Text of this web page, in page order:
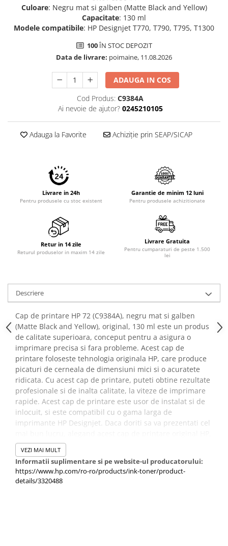
Culoare: Negru mat si galben (Matte Black and Yellow)
Capacitate: 130 ml
Modele compatibile: HP Designjet T770, T790, T795, T1300
100ÎN STOC DEPOZIT
Data de livrare: poimaine, 11.08.2026
ADAUGA IN COS
Cod Produs: C9384A
Ai nevoie de ajutor? 0245210105
Adauga la Favorite Achiziție prin SEAP/SICAP
Livrare in 24h
Pentru produsele cu stoc existent
Garantie de minim 12 luni
Pentru produsele achizitionate
Retur in 14 zile
Returul produselor in maxim 14 zile
Livrare Gratuita
Pentru cumparaturi de peste 1.500
lei
Descriere
Cap de printare HP 72 (C9384A), negru mat si galben
(Matte Black and Yellow), original, 130 ml este un produs
de calitate superioara, conceput pentru a asigura o
imprimare precisa si fara probleme. Acest cap de
printare foloseste tehnologia originala HP, care produce
picaturi de cerneala de dimensiuni mici si o acuratete
ridicata. Cu acest cap de printare, puteti obtine rezultate
profesionale si de inalta calitate, la viteze de imprimare
rapide. Acest cap de printare este usor de instalat si de
inlocuit, si este compatibil cu o gama larga de
imprimante HP Designjet. Daca doriti sa va prezentati cel
va puteti bucura de o productivitate crescuta si de o
imprimare fara griji.
VEZI MAI MULT
Informatii suplimentare si pe website-ul producatorului:
https://www.hp.com/ro-ro/products/ink-toner/product-
details/3320488